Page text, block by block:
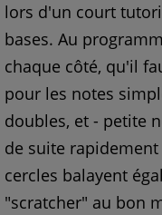
lors d'un court
bases. Au
chaque côté, qu'il
pour les notes
doubles, et - petite
de suite
cercles balayent
"scratcher" au bon